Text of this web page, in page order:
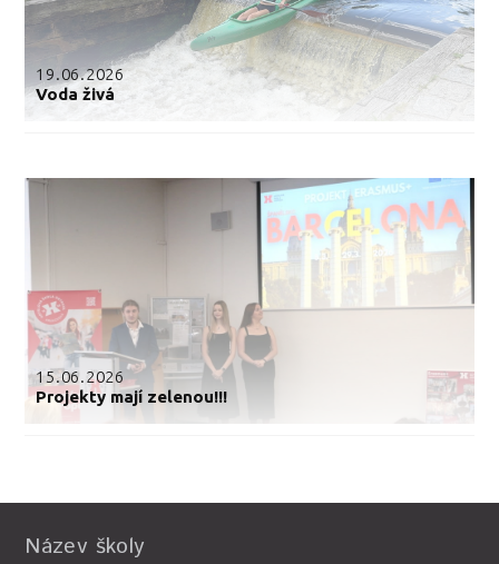
19.06.2026
Voda živá
15.06.2026
Projekty mají zelenou!!!
Název školy